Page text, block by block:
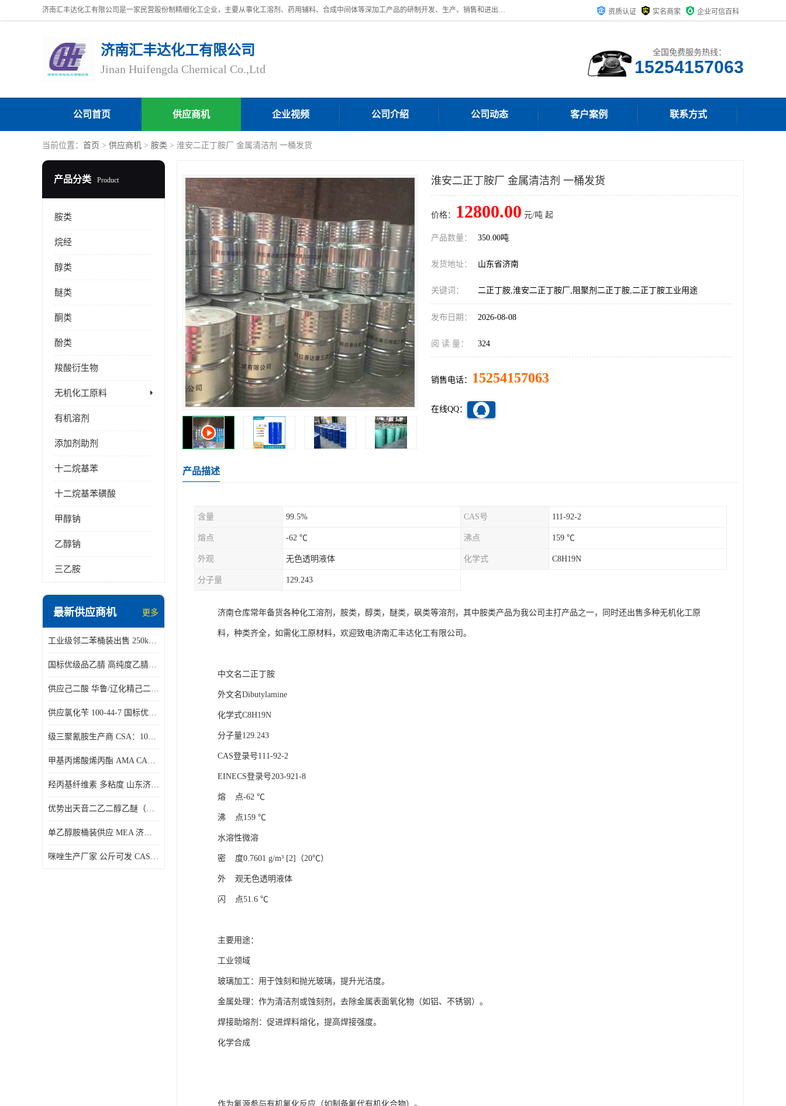
济南汇丰达化工有限公司是一家民营股份制精细化工企业，主要从事化工溶剂、药用辅料、合成中间体等深加工产品的研制开发、生产、销售和进出口贸易。主营产品：环氧丙烷，十二烷基苯，甲基磺酸，磺酸，DMF，DMAC，甘油，苯甲醇，乙酰氯，甲基丙烯酸，甲基丙烯酸甲酯，叔丁醇，异辛酸，二乙烯三胺，一乙，二乙‎，三乙醇胺，原乙酸三甲酯等化工产品及中间体。欢迎各界朋友洽谈咨询业务。 资质认证 实名商家 企业可信百科
济南汇丰达化工有限公司
Jinan Huifengda Chemical Co.,Ltd
全国免费服务热线：
15254157063
公司首页 供应商机 企业视频 公司介绍 公司动态 客户案例 联系方式
当前位置： 首页 > 供应商机 > 胺类 > 淮安二正丁胺厂 金属清洁剂 一桶发货
产品分类 Product
胺类
烷经
醇类
醚类
酮类
酚类
羧酸衍生物
无机化工原料
有机溶剂
添加剂助剂
十二烷基苯
十二烷基苯磺酸
甲醇钠
乙醇钠
三乙胺
最新供应商机 更多
工业级邻二苯桶装出售 250kg/桶 95-50-1
国标优级品乙腈 高纯度乙腈桶装现货160kg桶
供应己二酸 华鲁/辽化精己二酸 大包装可分小包装现货
供应氯化苄 100-44-7 国标优等品苄基氯 一桶起发
级三聚氰胺生产商 CSA：108-78-1 济南发货
甲基丙烯酸烯丙酯 AMA CAS：96-05-9
羟丙基纤维素 多粘度 山东济南仓库发货
优势出天音二乙二醇乙醚（DPE）山东仓库发现货
单乙醇胺桶装供应 MEA 济南仓库发货 厂家
咪唑生产厂家 公斤可发 CAS:288-32-4
淮安二正丁胺厂 金属清洁剂 一桶发货
价格： 12800.00 元/吨 起
产品数量： 350.00吨
发货地址： 山东省济南
关键词： 二正丁胺,淮安二正丁胺厂,阻聚剂二正丁胺,二正丁胺工业用途
发布日期： 2026-08-08
阅 读 量： 324
销售电话： 15254157063
在线QQ：
产品描述
含量 99.5% CAS号 111-92-2
熔点 -62 ℃ 沸点 159 ℃
外观 无色透明液体 化学式 C8H19N
分子量 129.243
济南仓库常年备货各种化工溶剂，胺类，醇类，醚类，砜类等溶剂，其中胺类产品为我公司主打产品之一，同时还出售多种无机化工原
料，种类齐全，如需化工原材料，欢迎致电济南汇丰达化工有限公司。
中文名二正丁胺
外文名Dibutylamine
化学式C8H19N
分子量129.243
CAS登录号111-92-2
EINECS登录号203-921-8
熔 点-62 ℃
沸 点159 ℃
水溶性微溶
密 度0.7601 g/m³ [2]（20℃）
外 观无色透明液体
闪 点51.6 ℃
主要用途：
‌工业领域‌
玻璃加工‌：用于蚀刻和抛光玻璃，提升光洁度。
‌金属处理‌：作为清洁剂或蚀刻剂，去除金属表面氧化物（如铝、不锈钢）。
‌焊接助熔剂‌：促进焊料熔化，提高焊接强度。
‌化学合成‌
作为氟源参与有机氟化反应（如制备氟代有机化合物）。